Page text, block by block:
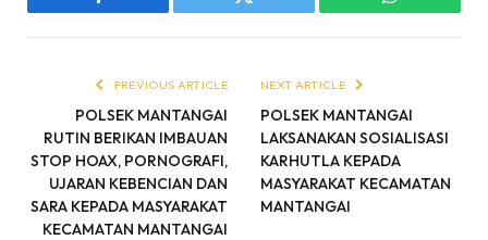
Facebook Twitter WhatsApp
PREVIOUS ARTICLE
POLSEK MANTANGAI
RUTIN BERIKAN IMBAUAN
STOP HOAX, PORNOGRAFI,
UJARAN KEBENCIAN DAN
SARA KEPADA MASYARAKAT
KECAMATAN MANTANGAI
NEXT ARTICLE
POLSEK MANTANGAI
LAKSANAKAN SOSIALISASI
KARHUTLA KEPADA
MASYARAKAT KECAMATAN
MANTANGAI